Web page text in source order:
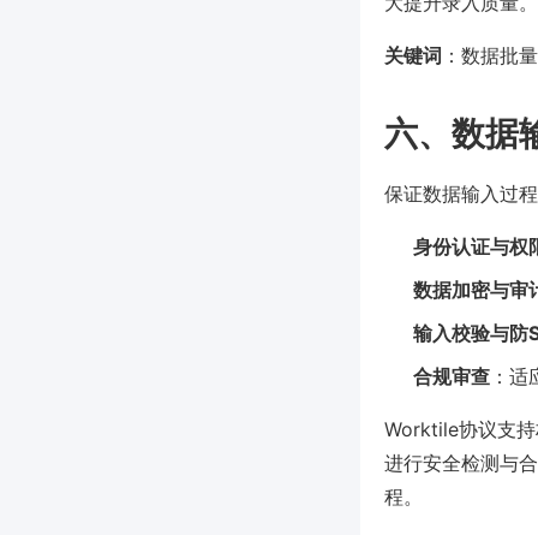
关键词 ：数据批
六、数据
保证数据输入过
身份认证与权
数据加密与审
输入校验与防
合规审查 ：
Worktile协议支
进行安全检测与
程。